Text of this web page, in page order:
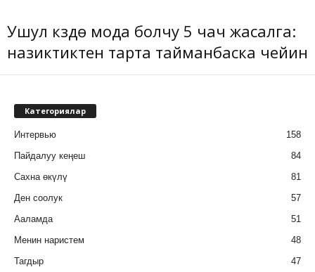
Ушул күздө мода болчу 5 чач жасалга:
назиктиктен тарта тайманбаска чейин
Категориялар
Интервью
158
Пайдалуу кеңеш
84
Сахна өкүлү
81
Ден соолук
57
Ааламда
51
Менин наристем
48
Тагдыр
47